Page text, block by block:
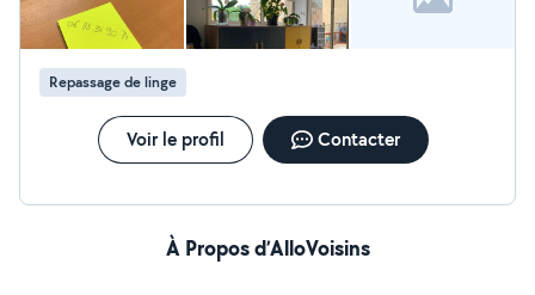
Repassage de linge
Voir le profil Contacter
À Propos d’AlloVoisins